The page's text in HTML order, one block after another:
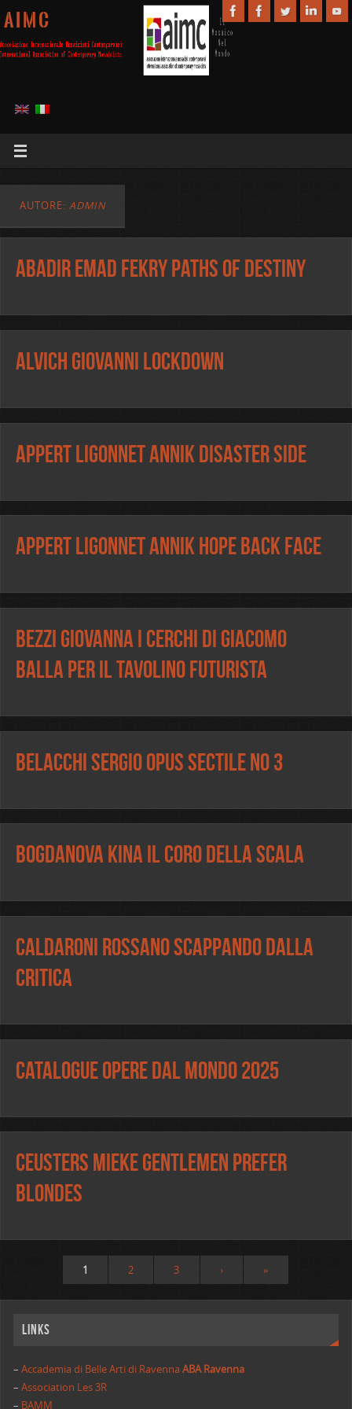
A I M C
AUTORE: ADMIN
Abadir Emad Fekry Paths of Destiny
Alvich Giovanni Lockdown
Appert Ligonnet Annik Disaster side
Appert Ligonnet Annik Hope back face
Bezzi Giovanna I cerchi di Giacomo
Balla per il tavolino futurista
Belacchi Sergio Opus Sectile No 3
Bogdanova Kina Il Coro della Scala
Caldaroni Rossano Scappando dalla
critica
Catalogue OPERE DAL MONDO 2025
Ceusters Mieke Gentlemen prefer
blondes
1 2 3 › »
Links
– Accademia di Belle Arti di RavennaABA Ravenna
–Association Les 3R
– BAMM